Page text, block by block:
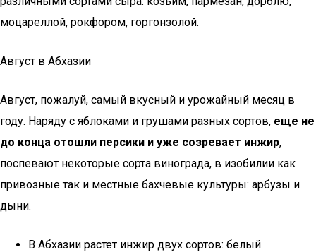
моцареллой, рокфором, горгонзолой.
Август в Абхазии
Август, пожалуй, самый вкусный и урожайный месяц в
году. Наряду с яблоками и грушами разных сортов, еще не
до конца отошли персики и уже созревает инжир,
поспевают некоторые сорта винограда, в изобилии как
привозные так и местные бахчевые культуры: арбузы и
дыни.
В Абхазии растет инжир двух сортов: белый